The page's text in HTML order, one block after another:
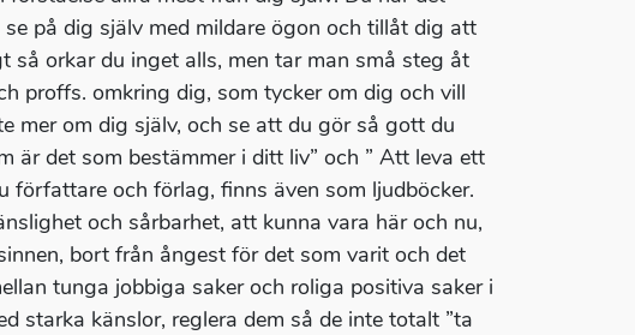
på dig själv med mildare ögon och tillåt dig att
så orkar du inget alls, men tar man små steg åt
proffs. omkring dig, som tycker om dig och vill
mer om dig själv, och se att du gör så gott du
är det som bestämmer i ditt liv” och ” Att leva ett
författare och förlag, finns även som ljudböcker.
och sårbarhet, att kunna vara här och nu,
bort från ångest för det som varit och det
tunga jobbiga saker och roliga positiva saker i
starka känslor, reglera dem så de inte totalt ”ta